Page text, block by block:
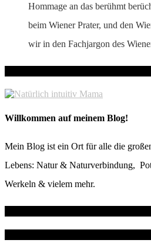
Hommage an das berühmt
beim Wiener Prater, und den
wir in den Fachjargon des
Willkommen auf meinem Blog!
Mein Blog ist ein Ort für alle die
Lebens: Natur & Naturverbindung,
Werkeln & vielem mehr.